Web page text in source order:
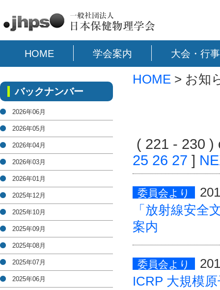
HOME 学会案内 大会・行事
HOME > お知
( 221 - 230
25 26 27 ]
委員会より
「放射線安全
案内
委員会より
ICRP 大規模
バックナンバー
2026年06月
2026年05月
2026年04月
2026年03月
2026年01月
2025年12月
2025年10月
2025年09月
2025年08月
2025年07月
2025年06月